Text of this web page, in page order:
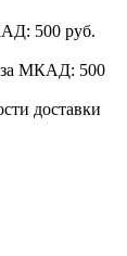
500 руб.
за МКАД: 500
доставки